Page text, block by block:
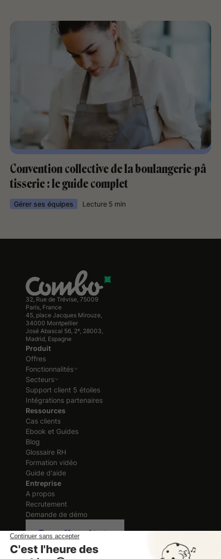
Convention collective de la boulangerie-pâ​​
tisserie : le guide complet
Gérer ses équipes Lecture 5 min
32, Rue de Trévise, 75009
Paris, France
45, place Jacques Mirouze,
34000 Montpellier
José Abascal 56, 2º, 28003,
Madrid, Espagne
Produit
Offres
Fonctionnalités
Secteurs
Support client 5 étoiles
Intégrations partenaires
Ressources
Cas clients
Ebook et Guides
Blog
Glossaire RH
Formation vidéo
Guide d'aide
Entreprise
A propos
Recrutement
Demande de démo